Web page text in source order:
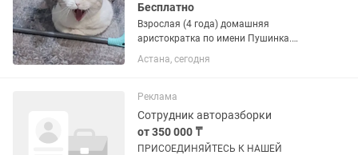
Бесплатно
Взрослая (4 года) домашняя
аристократка по имени Пушинка.
Шотландская вислоухая кошка.
Добрая, мирная, ко всему приученная,
ладит, после адаптации. Любит ласку,
но...
Астана, сегодня
Реклама
Сотрудник авторазборки
от 350 000 ₸
ПРИСОЕДИНЯЙТЕСЬ К НАШЕЙ